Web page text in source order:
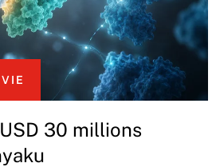
30 millions